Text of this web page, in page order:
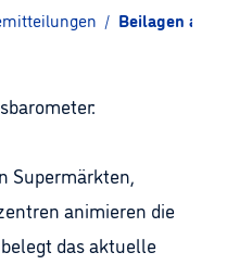
/ Beilagen
Supermärkten,
animieren die
das aktuelle